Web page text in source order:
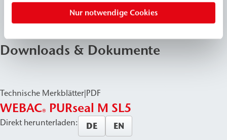
Nur notwendige Cookies
Downloads & Dokumente
Technische Merkblätter|PDF
WEBAC® PURseal M SL5
Direkt herunterladen: DE EN